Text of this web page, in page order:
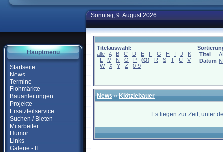
Hauptmenü
Startseite
News
Termine
Flohmärkte
Bauanleitungen
Projekte
Ersatzteilservice
Suchen / Bieten
Mitarbeiter
Humor
Links
Galerie - II
Sonntag, 9. August 2026
Titelauswahl:
alle
A B C D E F G H I J
K
L
M N O P (Q) R S T U
V
W
X Y Z 0-9
Titel
Datum
News»Klötzlebauer
Es liegen zur Zeit, unter